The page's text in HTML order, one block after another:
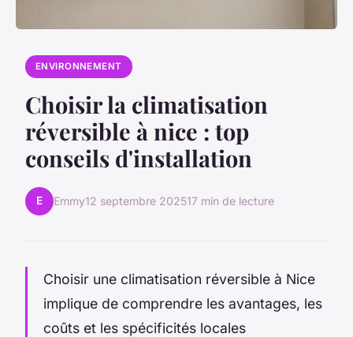
ENVIRONNEMENT
Choisir la climatisation
réversible à nice : top
conseils d'installation
E Emmy12 septembre 202517 min de lecture
Choisir une climatisation réversible à Nice
implique de comprendre les avantages, les
coûts et les spécificités locales